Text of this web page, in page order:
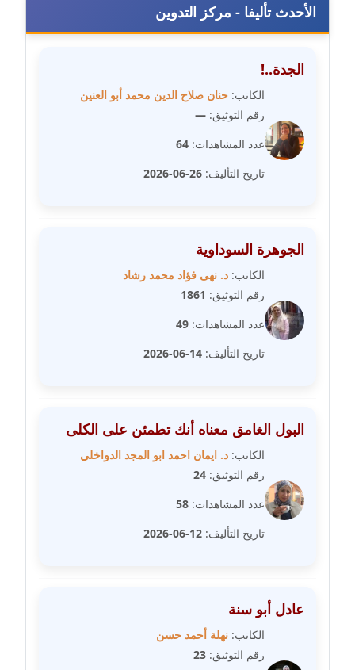
عاملة
مدونة كريمان سالم
عاملة
مدونة كنوز صلاح
موقوف
عاملة
مدونة ليلى سرحان
عاملة
مدونة مارية محمد
عاملة
عاملة
مدونة محاسن علي
عاملة
عاملة
مدونة محمد الشافعي
عاملة
الأحدث تأليفا - مركز التدوين
الجدة..!
الكاتب: حنان صلاح الدين محمد أبو العنين
رقم التوثيق: —
عدد المشاهدات: 64
تاريخ التأليف: 26-06-2026
الجوهرة السوداوية
الكاتب: د. نهى فؤاد محمد رشاد
رقم التوثيق: 1861
عدد المشاهدات: 49
تاريخ التأليف: 14-06-2026
البول الغامق معناه أنك تطمئن على الكلى
الكاتب: د. ايمان احمد ابو المجد الدواخلي
رقم التوثيق: 24
عدد المشاهدات: 58
تاريخ التأليف: 12-06-2026
عادل أبو سنة
الكاتب: نهلة أحمد حسن
رقم التوثيق: 23